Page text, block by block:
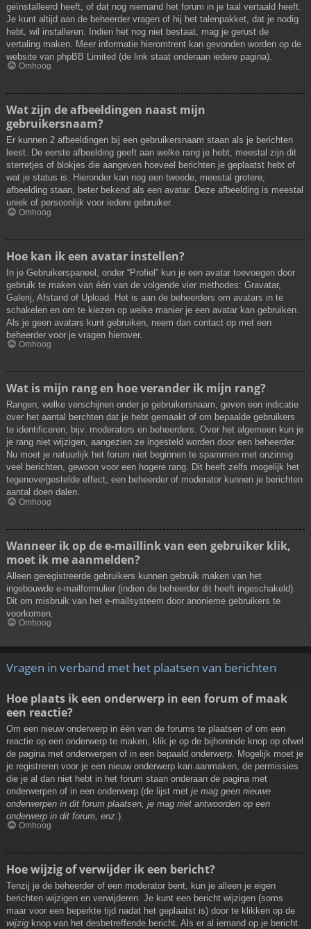
geïnstalleerd heeft, of dat nog niemand het forum in je taal vertaald heeft.
Je kunt altijd aan de beheerder vragen of hij het talenpakket, dat je nodig
hebt, wil installeren. Indien het nog niet bestaat, mag je gerust de
vertaling maken. Meer informatie hieromtrent kan gevonden worden op de
website van phpBB Limited (de link staat onderaan iedere pagina).
Omhoog
Wat zijn de afbeeldingen naast mijn
gebruikersnaam?
Er kunnen 2 afbeeldingen bij een gebruikersnaam staan als je berichten
leest. De eerste afbeelding geeft aan welke rang je hebt, meestal zijn dit
sterretjes of blokjes die aangeven hoeveel berichten je geplaatst hebt of
wat je status is. Hieronder kan nog een tweede, meestal grotere,
afbeelding staan, beter bekend als een avatar. Deze afbeelding is meestal
uniek of persoonlijk voor iedere gebruiker.
Omhoog
Hoe kan ik een avatar instellen?
In je Gebruikerspaneel, onder “Profiel” kun je een avatar toevoegen door
gebruik te maken van één van de volgende vier methodes: Gravatar,
Galerij, Afstand of Upload. Het is aan de beheerders om avatars in te
schakelen en om te kiezen op welke manier je een avatar kan gebruiken.
Als je geen avatars kunt gebruiken, neem dan contact op met een
beheerder voor je vragen hierover.
Omhoog
Wat is mijn rang en hoe verander ik mijn rang?
Rangen, welke verschijnen onder je gebruikersnaam, geven een indicatie
over het aantal berchten dat je hebt gemaakt of om bepaalde gebruikers
te identificeren, bijv. moderators en beheerders. Over het algemeen kun je
je rang niet wijzigen, aangezien ze ingesteld worden door een beheerder.
Nu moet je natuurlijk het forum niet beginnen te spammen met onzinnig
veel berichten, gewoon voor een hogere rang. Dit heeft zelfs mogelijk het
tegenovergestelde effect, een beheerder of moderator kunnen je berichten
aantal doen dalen.
Omhoog
Wanneer ik op de e-maillink van een gebruiker klik,
moet ik me aanmelden?
Alleen geregistreerde gebruikers kunnen gebruik maken van het
ingebouwde e-mailformulier (indien de beheerder dit heeft ingeschakeld).
Dit om misbruik van het e-mailsysteem door anonieme gebruikers te
voorkomen.
Omhoog
Vragen in verband met het plaatsen van berichten
Hoe plaats ik een onderwerp in een forum of maak
een reactie?
Om een nieuw onderwerp in één van de forums te plaatsen of om een
reactie op een onderwerp te maken, klik je op de bijhorende knop op ofwel
de pagina met onderwerpen of in een bepaald onderwerp. Mogelijk moet je
je registreren voor je een nieuw onderwerp kan aanmaken, de permissies
die je al dan niet hebt in het forum staan onderaan de pagina met
onderwerpen of in een onderwerp (de lijst met je mag geen nieuwe
onderwerpen in dit forum plaatsen, je mag niet antwoorden op een
onderwerp in dit forum, enz. ).
Omhoog
Hoe wijzig of verwijder ik een bericht?
Tenzij je de beheerder of een moderator bent, kun je alleen je eigen
berichten wijzigen en verwijderen. Je kunt een bericht wijzigen (soms
maar voor een beperkte tijd nadat het geplaatst is) door te klikken op de
wijzig knop van het desbetreffende bericht. Als er al iemand op je bericht